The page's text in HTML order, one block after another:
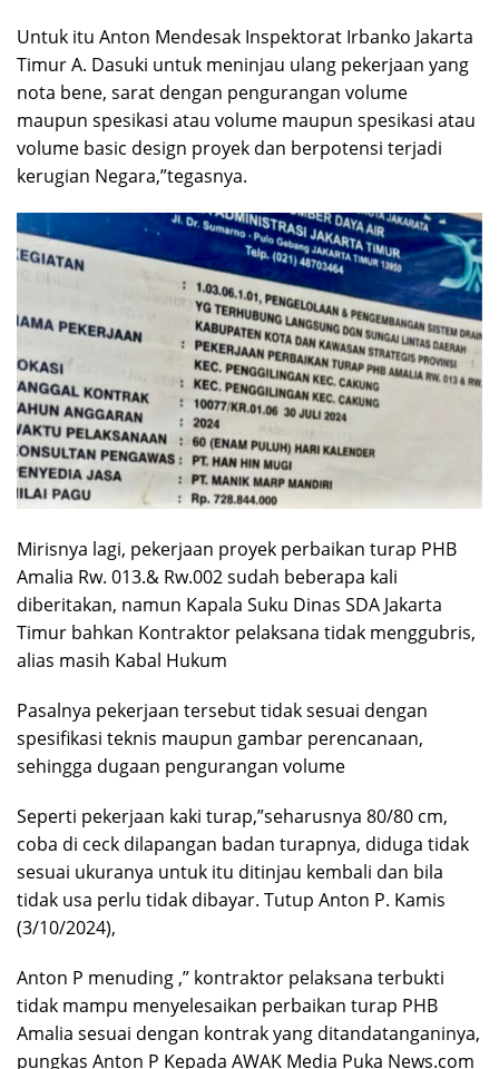
Untuk itu Anton Mendesak Inspektorat Irbanko Jakarta
Timur A. Dasuki untuk meninjau ulang pekerjaan yang
nota bene, sarat dengan pengurangan volume
maupun spesikasi atau volume maupun spesikasi atau
volume basic design proyek dan berpotensi terjadi
kerugian Negara,”tegasnya.
Mirisnya lagi, pekerjaan proyek perbaikan turap PHB
Amalia Rw. 013.& Rw.002 sudah beberapa kali
diberitakan, namun Kapala Suku Dinas SDA Jakarta
Timur bahkan Kontraktor pelaksana tidak menggubris,
alias masih Kabal Hukum
Pasalnya pekerjaan tersebut tidak sesuai dengan
spesifikasi teknis maupun gambar perencanaan,
sehingga dugaan pengurangan volume
Seperti pekerjaan kaki turap,”seharusnya 80/80 cm,
coba di ceck dilapangan badan turapnya, diduga tidak
sesuai ukuranya untuk itu ditinjau kembali dan bila
tidak usa perlu tidak dibayar. Tutup Anton P. Kamis
(3/10/2024),
Anton P menuding ,” kontraktor pelaksana terbukti
tidak mampu menyelesaikan perbaikan turap PHB
Amalia sesuai dengan kontrak yang ditandatanganinya,
pungkas Anton P Kepada AWAK Media Puka News.com